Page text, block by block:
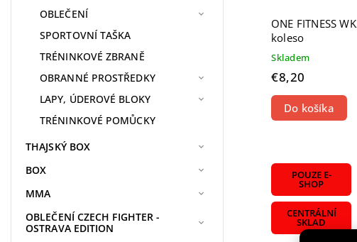
OBLEČENÍ
SPORTOVNÍ TAŠKA
TRÉNINKOVÉ ZBRANĚ
OBRANNÉ PROSTŘEDKY
LAPY, ÚDEROVÉ BLOKY
TRÉNINKOVÉ POMŮCKY
THAJSKÝ BOX
BOX
MMA
OBLEČENÍ CZECH FIGHTER -
OSTRAVA EDITION
ONE FITNESS
koleso
Skladem
€8,20
Do košíka
POUZE E-
SHOP
CENTRÁLNÍ
SKLAD